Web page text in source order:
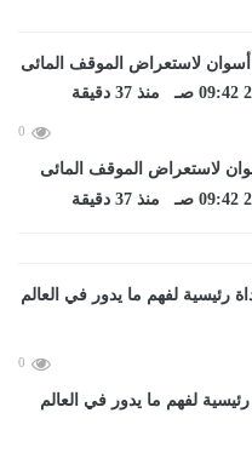
0
لاستعراض الموقف المائى
0
لفهم ما يدور في العالم